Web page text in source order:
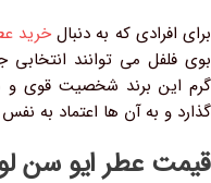
برای افرادی که به دنبالخرید
بوی فلفل می‌ توانند
گرم این برند شخصیت قوی و
گذارد و به آن‌ ها اعتماد به
قیمت عطر ایو سن